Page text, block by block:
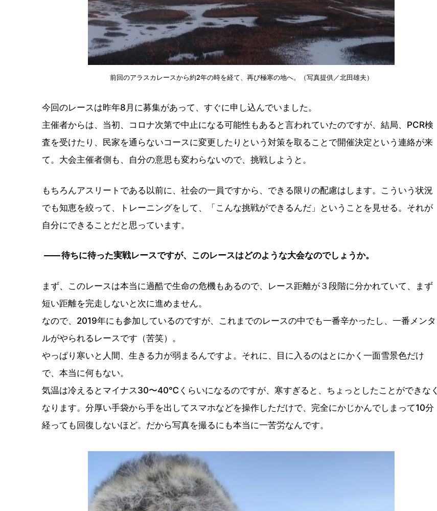
前回のアラスカレースから約2年の時を経て、再び極寒の地へ。（写真提供／北田雄夫）
今回のレースは昨年8月に募集があって、すぐに申し込んでいました。
主催者からは、当初、コロナ次第で中止になる可能性もあると言われていたのですが、結局、PCR検
査を受けたり、民家を通らないコースに変更したりという対策を取ることで開催決定という連絡が来
て。大会主催者側も、自分の意思も変わらないので、挑戦しようと。
もちろんアスリートである以前に、社会の一員ですから、できる限りの配慮はします。こういう状況
でも知恵を絞って、トレーニングをして、「こんな挑戦ができるんだ」ということを見せる。それが
自分にできることだと思っています。
―― 待ちに待った実戦レースですが、このレースはどのような大会なのでしょうか。
まず、このレースは本当に過酷で生命の危機もあるので、レース距離が３段階に分かれていて、まず
短い距離を完走しないと次に進めません。
なので、2019年にも参加しているのですが、これまでのレースの中でも一番辛かったし、一番メンタ
ルがやられるレースです（苦笑）。
やっぱり寒いと人間、生きる力が弱まるんですよ。それに、目に入るのはとにかく一面雪景色だけ
で、本当に何もない。
気温は冷えるとマイナス30〜40℃くらいになるのですが、寒すぎると、ちょっとしたことができなく
なります。分厚い手袋から手を出してスマホなどを操作しただけで、完全にかじかんでしまって10分
経っても回復しないほど。だから写真を撮るにも本当に一苦労なんです。